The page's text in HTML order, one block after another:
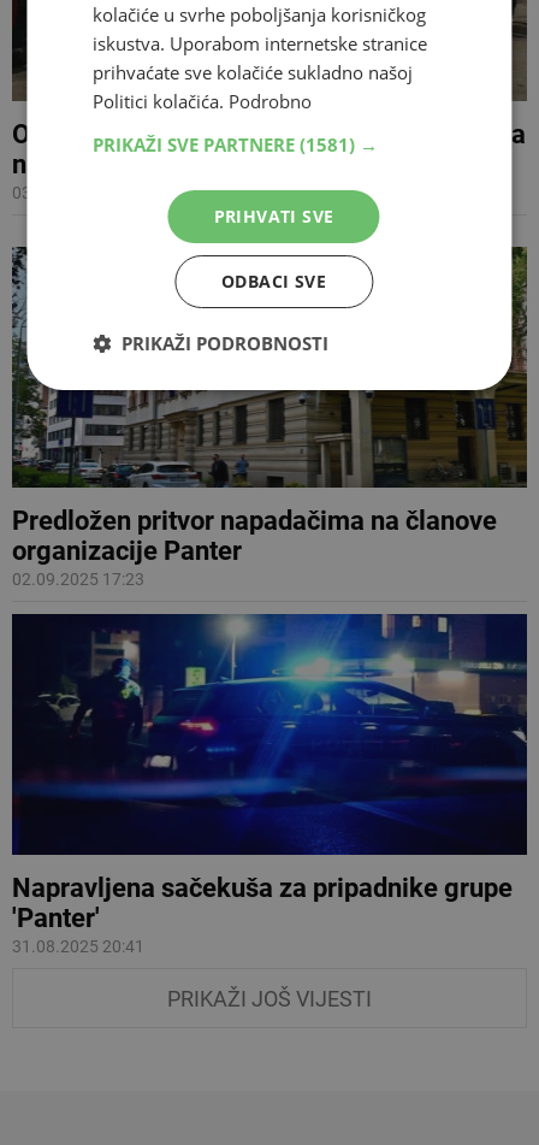
Određen jednomjesečni pritvor napadačima
na članove organizacije Panter
03.09.2025 17:42
Predložen pritvor napadačima na članove
organizacije Panter
02.09.2025 17:23
Napravljena sačekuša za pripadnike grupe
'Panter'
31.08.2025 20:41
PRIKAŽI JOŠ VIJESTI
kolačiće u svrhe poboljšanja korisničkog
iskustva. Uporabom internetske stranice
prihvaćate sve kolačiće sukladno našoj
Politici kolačića. Podrobno
PRIKAŽI SVE PARTNERE (1581) →
PRIHVATI SVE
ODBACI SVE
PRIKAŽI PODROBNOSTI